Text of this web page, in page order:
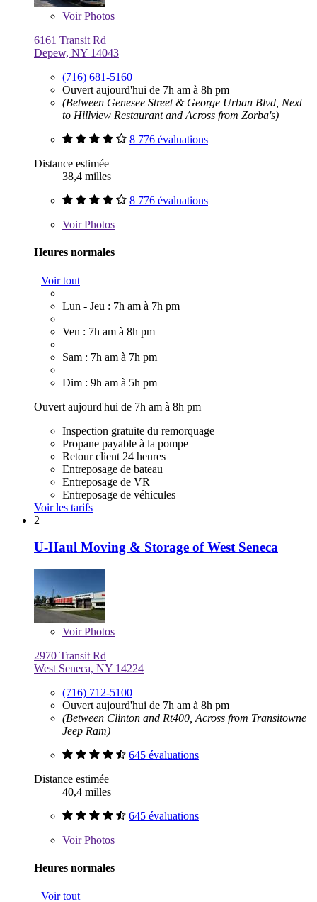
VoirPhotos
6161 Transit Rd
Depew, NY 14043
(716) 681-5160
Ouvert aujourd'hui de 7h am à 8h pm
(Between Genesee Street & George Urban Blvd, Next
to Hillview Restaurant and Across from Zorba's)
8 776 évaluations
Distance estimée
38,4 milles
8 776 évaluations
VoirPhotos
Heures normales
Voir tout
Lun - Jeu : 7h am à 7h pm
Ven : 7h am à 8h pm
Sam : 7h am à 7h pm
Dim : 9h am à 5h pm
Ouvert aujourd'hui de 7h am à 8h pm
Inspection gratuite du remorquage
Propane payable à la pompe
Retour client 24 heures
Entreposage de bateau
Entreposage de VR
Entreposage de véhicules
Voir les tarifs
2
U-Haul Moving & Storage of West Seneca
VoirPhotos
2970 Transit Rd
West Seneca, NY 14224
(716) 712-5100
Ouvert aujourd'hui de 7h am à 8h pm
(Between Clinton and Rt400, Across from Transitowne
Jeep Ram)
645 évaluations
Distance estimée
40,4 milles
645 évaluations
VoirPhotos
Heures normales
Voir tout